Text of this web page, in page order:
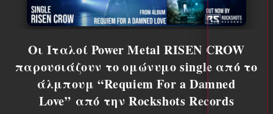
Οι Ιταλοί Power Metal RISEN CROW
παρουσιάζουν το ομώνυμο single από το
άλμπουμ “Requiem For a Damned
Love” από την Rockshots Records